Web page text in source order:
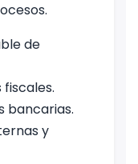
de
bancarias.
y